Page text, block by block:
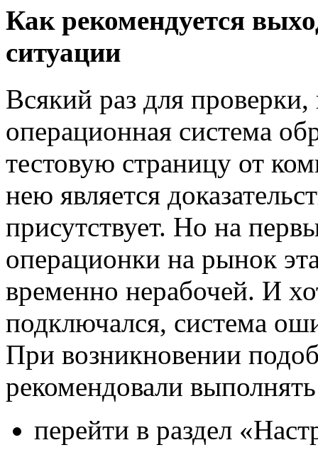
Как рекомендуется
ситуации
Всякий раз для
операционная система
тестовую страницу от
нею является
присутствует. Но на
операционки на рынок
временно нерабочей. И
подключался, система
При возникновении
рекомендовали
перейти в раздел